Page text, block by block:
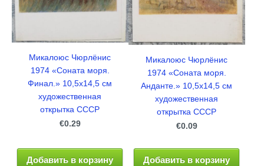
Микалоюс Чюрлёнис
1974 «Соната моря.
Финал.» 10,5x14,5 см
художественная
открытка СССР
€0.29
Добавить в корзину
Микалоюс Чюрлёнис
1974 «Соната моря.
Анданте.» 10,5x14,5 см
художественная
открытка СССР
€0.09
Добавить в корзину